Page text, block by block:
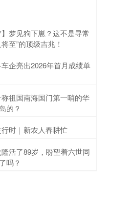
梦见狗下崽？这不是寻常
至”的顶级吉兆！
企亮出2026年首月成绩单
祖国南海国门第一哨的华
的？
时｜新农人春耕忙
活了89岁，盼望着六世同
吗？